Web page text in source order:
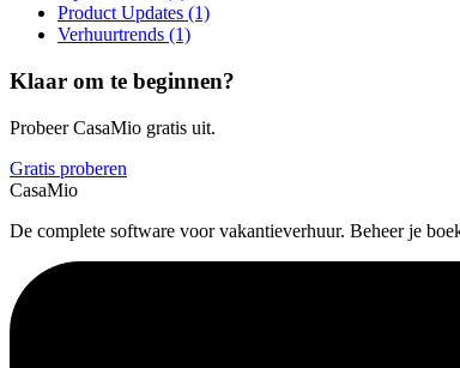
Product Updates (1)
Verhuurtrends (1)
Klaar om te beginnen?
Probeer CasaMio gratis uit.
Gratis proberen
CasaMio
De complete software voor vakantieverhuur. Beheer je